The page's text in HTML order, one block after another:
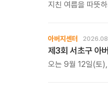
지친 여름을 따뜻
아버지센터
제3회 서초구 아
오는 9월 12일(토),